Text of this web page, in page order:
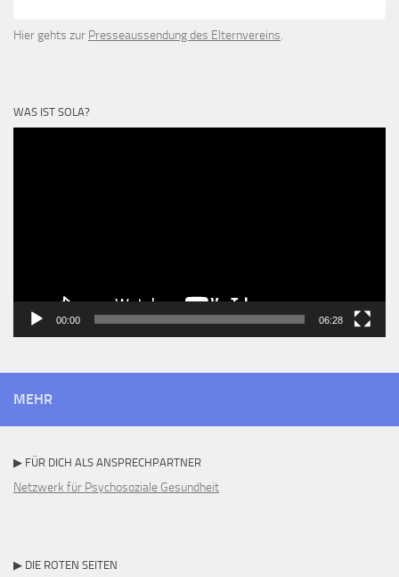
Hier gehts zur Presseaussendung des Elternvereins.
WAS IST SOLA?
00:00 06:28
MEHR
▶ FÜR DICH ALS ANSPRECHPARTNER
Netzwerk für Psychosoziale Gesundheit
▶ DIE ROTEN SEITEN